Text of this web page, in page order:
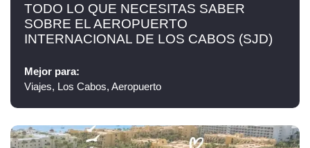
TODO LO QUE NECESITAS SABER
SOBRE EL AEROPUERTO
INTERNACIONAL DE LOS CABOS (SJD)
Mejor para:
Viajes, Los Cabos, Aeropuerto